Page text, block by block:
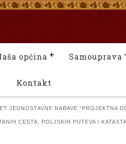
općina Samouprava
Kontakt
JEDNOSTAVNE NABAVE “PROJEKTNA
CESTA, POLJSKIH PUTEVA I